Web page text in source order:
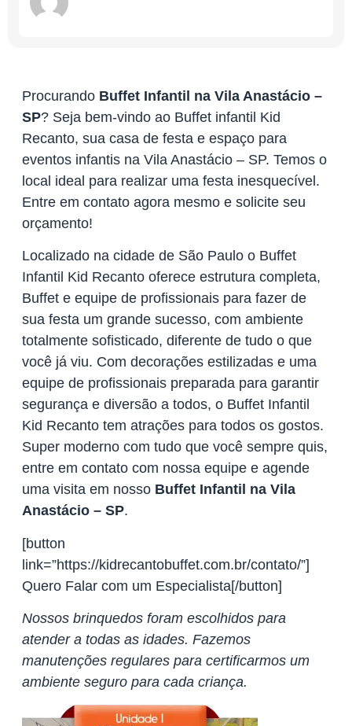
Procurando Buffet Infantil na Vila Anastácio –
SP? Seja bem-vindo ao Buffet infantil Kid
Recanto, sua casa de festa e espaço para
eventos infantis na Vila Anastácio – SP. Temos o
local ideal para realizar uma festa inesquecível.
Entre em contato agora mesmo e solicite seu
orçamento!
Localizado na cidade de São Paulo o Buffet
Infantil Kid Recanto oferece estrutura completa,
Buffet e equipe de profissionais para fazer de
sua festa um grande sucesso, com ambiente
totalmente sofisticado, diferente de tudo o que
você já viu. Com decorações estilizadas e uma
equipe de profissionais preparada para garantir
segurança e diversão a todos, o Buffet Infantil
Kid Recanto tem atrações para todos os gostos.
Super moderno com tudo que você sempre quis,
entre em contato com nossa equipe e agende
uma visita em nosso Buffet Infantil na Vila
Anastácio – SP.
[button
link=”https://kidrecantobuffet.com.br/contato/”]
Quero Falar com um Especialista[/button]
Nossos brinquedos foram escolhidos para
atender a todas as idades. Fazemos
manutenções regulares para certificarmos um
ambiente seguro para cada criança.